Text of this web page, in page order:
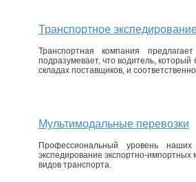
Транспортное
Транспортная компания
подразумевает, что водитель,
складах поставщиков, и
Мультимодальные перевозки
Профессиональный уровень
экспедирование экспортно-
видов транспорта.